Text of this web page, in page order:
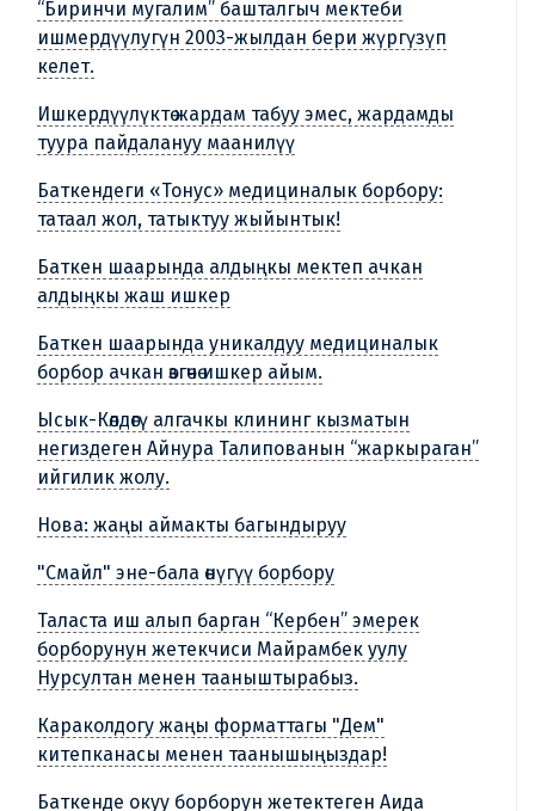
“Биринчи мугалим” башталгыч мектеби
ишмердүүлугүн 2003-жылдан бери жүргүзүп
келет.
Ишкердүүлүктө жардам табуу эмес, жардамды
туура пайдалануу маанилүү
Баткендеги «Тонус» медициналык борбору:
татаал жол, татыктуу жыйынтык!
Баткен шаарында алдыңкы мектеп ачкан
алдыңкы жаш ишкер
Баткен шаарында уникалдуу медициналык
борбор ачкан өзгөчө ишкер айым.
Ысык-Көлдөгү алгачкы клининг кызматын
негиздеген Айнура Талипованын “жаркыраган”
ийгилик жолу.
Нова: жаңы аймакты багындыруу
"Смайл" эне-бала өнүгүү борбору
Таласта иш алып барган “Кербен” эмерек
борборунун жетекчиси Майрамбек уулу
Нурсултан менен тааныштырабыз.
Караколдогу жаңы форматтагы "Дем"
китепканасы менен таанышыңыздар!
Баткенде окуу борборун жетектеген Аида